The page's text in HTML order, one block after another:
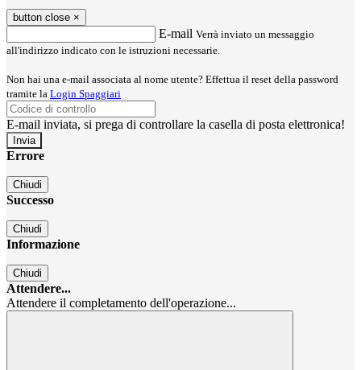
button close ×
E-mail Verrà inviato un messaggio
all'indirizzo indicato con le istruzioni necessarie.
Non hai una e-mail associata al nome utente? Effettua il reset della password
tramite la Login Spaggiari
E-mail inviata, si prega di controllare la casella di posta elettronica!
Errore
Chiudi
Successo
Chiudi
Informazione
Chiudi
Attendere...
Attendere il completamento dell'operazione...